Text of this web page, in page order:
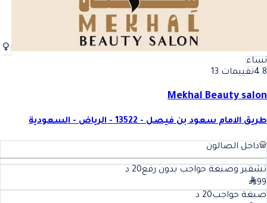
نساء
4.8تقييمات 13
Mekhal Beauty salon
طريق الامام سعود بن فيصل - 13522 - الرياض - السعودية
داخل الصالون
تشقير وصبغة حواجب بدون رفع20 د
99
صبغة حواجب20 د